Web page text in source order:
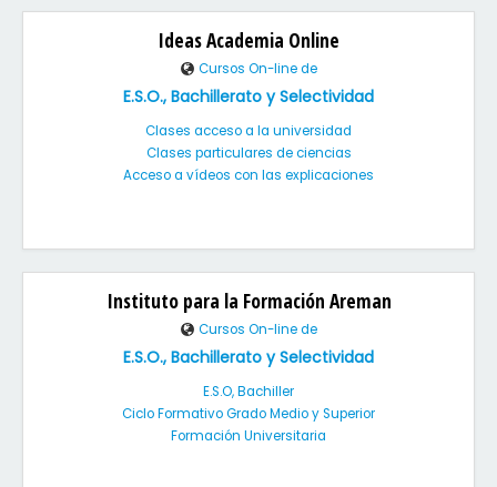
Ideas Academia Online
Cursos On-line de
E.S.O., Bachillerato y Selectividad
Clases acceso a la universidad
Clases particulares de ciencias
Acceso a vídeos con las explicaciones
Instituto para la Formación Areman
Cursos On-line de
E.S.O., Bachillerato y Selectividad
E.S.O, Bachiller
Ciclo Formativo Grado Medio y Superior
Formación Universitaria